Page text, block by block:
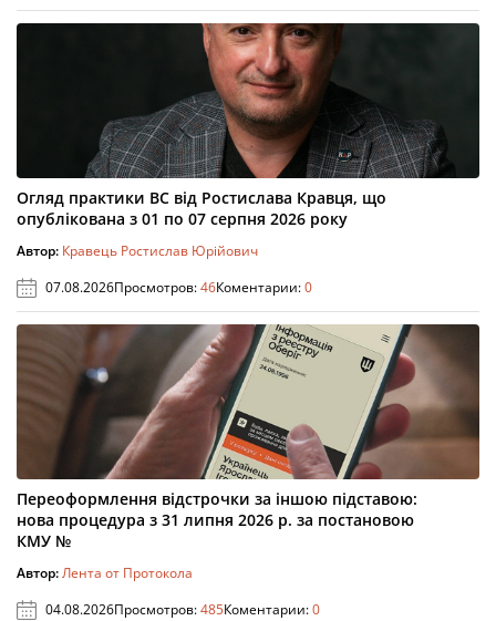
Огляд практики ВС від Ростислава Кравця, що
опублікована з 01 по 07 серпня 2026 року
Автор: Кравець Ростислав Юрійович
07.08.2026Просмотров:46Коментарии:0
Переоформлення відстрочки за іншою підставою:
нова процедура з 31 липня 2026 р. за постановою
КМУ №
Автор:Лента от Протокола
04.08.2026Просмотров:485Коментарии:0